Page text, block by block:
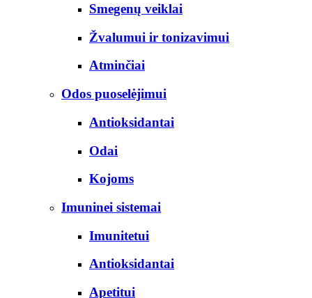
Smegenų veiklai
Žvalumui ir tonizavimui
Atminčiai
Odos puoselėjimui
Antioksidantai
Odai
Kojoms
Imuninei sistemai
Imunitetui
Antioksidantai
Apetitui